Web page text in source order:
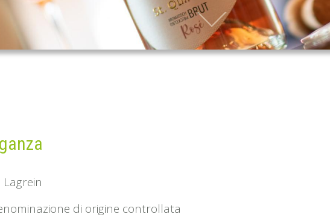
Lagrein
di origine controllata